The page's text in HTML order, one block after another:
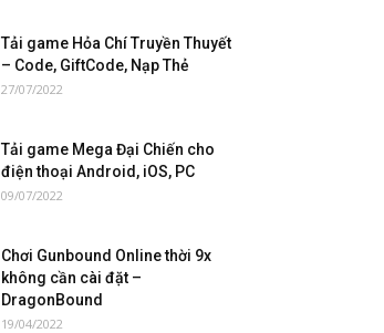
Tải game Hỏa Chí Truyền Thuyết
– Code, GiftCode, Nạp Thẻ
27/07/2022
Tải game Mega Đại Chiến cho
điện thoại Android, iOS, PC
09/07/2022
Chơi Gunbound Online thời 9x
không cần cài đặt –
DragonBound
19/04/2022